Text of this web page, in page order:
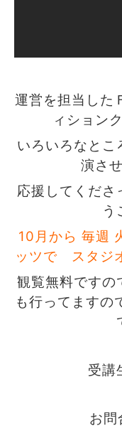
運営を担当した
ィション
いろいろなとこ
演さ
応援してくださ
う
10月から 毎週
ッツで スタジ
観覧無料ですの
も行ってますの
受講
お問